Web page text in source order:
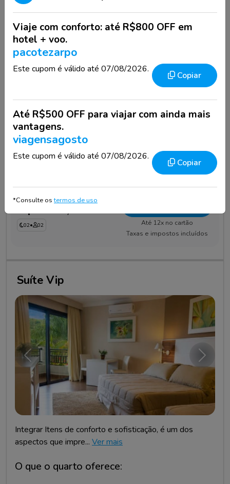
O que o quarto oferece:
Ar-condicionado
Pensão Completa(Café da Manhã, Almoço e
Jantar)Ver detalhes
Wi-fi + Estacionamento
Política de Cancelamento do Quarto:
R$ 4.272,27
02• 02
Até 12x no cartão
Taxas e impostos incluídos
Suíte Vip
Anterior
Integrar Itens de conforto e sofisticação, é um dos
aspectos que impre... Ver mais
O que o quarto oferece:
Viaje com conforto: até R$800 OFF em
hotel + voo.
pacotezarpo
Este cupom é válido até 07/08/2026.
Copiar
Até R$500 OFF para viajar com ainda mais
vantagens.
viagensagosto
Este cupom é válido até 07/08/2026.
Copiar
*Consulte ostermos de uso